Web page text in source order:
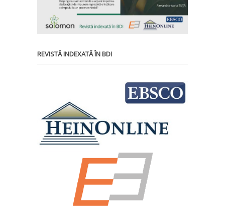
REVISTĂ INDEXATĂ ÎN BDI